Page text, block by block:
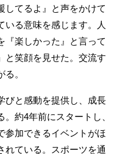
してるよ』と声をかけて
いる意味を感じます。人
『楽しかった』と言って
と笑顔を見せた。交流す
。
と感動を提供し、成長
約4年前にスタートし、
参加できるイベントがほ
れている。スポーツを通